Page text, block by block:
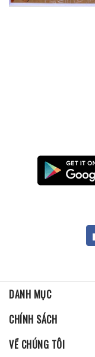
DANH MỤC
CHÍNH SÁCH
VỀ CHÚNG TÔI